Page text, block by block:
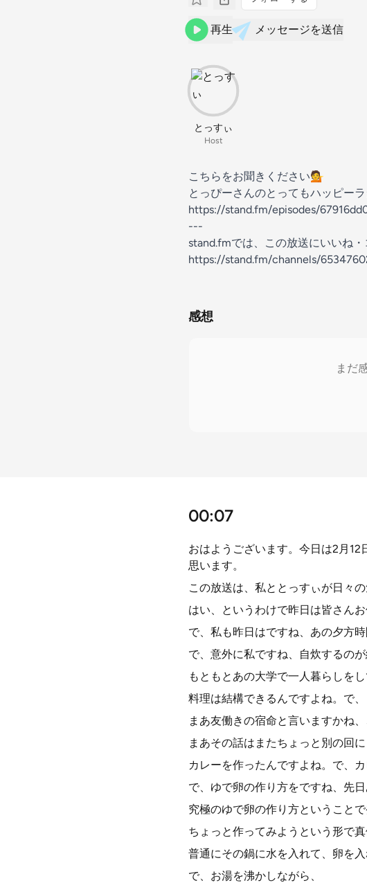
再生 メッセージを送信
とっすぃ
Host
こちらをお聞きください💁
とっぴーさんのとってもハッピー
https://stand.fm/episodes/
---
stand.fmでは、この放送にいいね
https://stand.fm/channels/
感想
まだ
00:07
おはようございます。今日は2月
思います。
この放送は、私ととっすぃが日々
はい、というわけで昨日は皆さん
で、私も昨日はですね、あの夕方
で、意外に私ですね、自炊するのが
もともとあの大学で一人暮らしをし
料理は結構できるんですよね。で
まあ友働きの宿命と言いますかね
まあその話はまたちょっと別の回
カレーを作ったんですよね。で、
で、ゆで卵の作り方をですね、先
究極のゆで卵の作り方ということ
ちょっと作ってみようという形で
普通にその鍋に水を入れて、卵を入
で、お湯を沸かしながら、